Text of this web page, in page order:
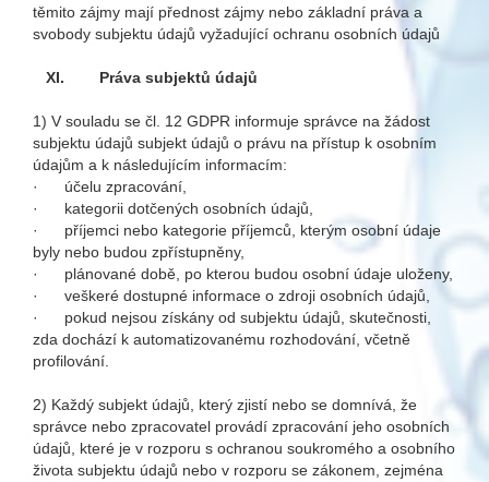
těmito zájmy mají přednost zájmy nebo základní práva a
svobody subjektu údajů vyžadující ochranu osobních údajů
XI. Práva subjektů údajů
1) V souladu se čl. 12 GDPR informuje správce na žádost
subjektu údajů subjekt údajů o právu na přístup k osobním
údajům a k následujícím informacím:
· účelu zpracování,
· kategorii dotčených osobních údajů,
· příjemci nebo kategorie příjemců, kterým osobní údaje
byly nebo budou zpřístupněny,
· plánované době, po kterou budou osobní údaje uloženy,
· veškeré dostupné informace o zdroji osobních údajů,
· pokud nejsou získány od subjektu údajů, skutečnosti,
zda dochází k automatizovanému rozhodování, včetně
profilování.
2) Každý subjekt údajů, který zjistí nebo se domnívá, že
správce nebo zpracovatel provádí zpracování jeho osobních
údajů, které je v rozporu s ochranou soukromého a osobního
života subjektu údajů nebo v rozporu se zákonem, zejména